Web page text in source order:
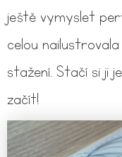
ještě vymyslet
celou
stažení. Stačí si ji
začít!